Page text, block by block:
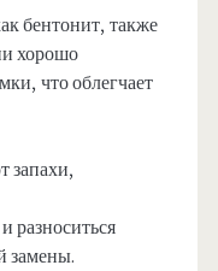
бентонит, также
хорошо
что облегчает
запахи,
разноситься
замены.